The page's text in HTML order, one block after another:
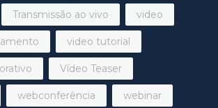
Transmissão ao vivo video
video tutorial
Vídeo Teaser
webconferência webinar